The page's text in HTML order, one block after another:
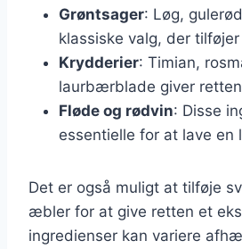
Grøntsager: Løg,
klassiske valg, der
Krydderier: Timian,
laurbærblade giver
Fløde og rødvin: Disse
essentielle for at lave en
Det er også muligt at tilføje
æbler for at give retten et
ingredienser kan variere